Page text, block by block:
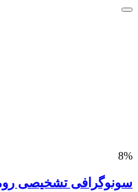
8%
سونوگرافی تشخیصی روماک 2025 جلد